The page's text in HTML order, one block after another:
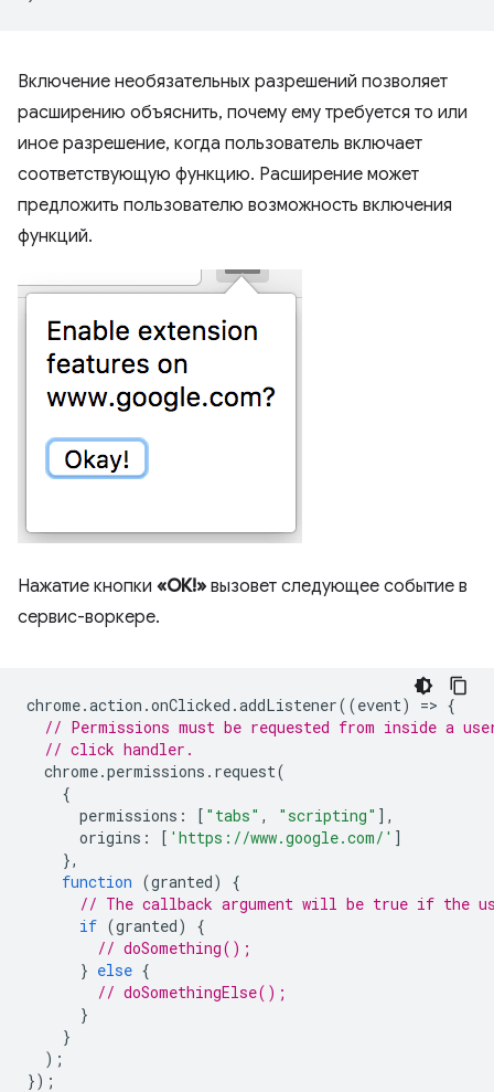
Включение необязательных разрешений позволяет
расширению объяснить, почему ему требуется то или
иное разрешение, когда пользователь включает
соответствующую функцию. Расширение может
предложить пользователю возможность включения
функций.
Нажатие кнопки «ОК!» вызовет следующее событие в
сервис-воркере.
chrome.action .onClicked .addListener((event) => {
// Permissions must be requested from inside a
// click handler.
chrome.permissions . request(
{
permissions : [ "tabs" , "scripting" ],
origins : [ 'https://www.google.com/' ]
},
function (granted)
{
// The callback argument will be true if the
if (granted)
{
// doSomething();
} else {
// doSomethingElse();
}
}
);
});